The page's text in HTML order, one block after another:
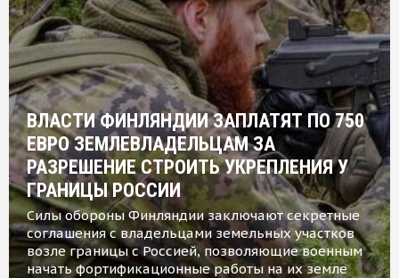
ВЛАСТИ ФИНЛЯНДИИ ЗАПЛАТЯТ ПО 750
ЕВРО ЗЕМЛЕВЛАДЕЛЬЦАМ ЗА
РАЗРЕШЕНИЕ СТРОИТЬ УКРЕПЛЕНИЯ У
ГРАНИЦЫ РОССИИ
Силы обороны Финляндии заключают секретные
соглашения с владельцами земельных участков
возле границы с Россией, позволяющие военным
начать фортификационные работы на их земле